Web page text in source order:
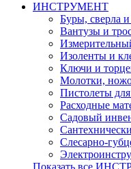
ИНСТРУМЕНТ
Буры, сверла
Вантузы и
Изоленты и
Ключи и
Молотки,
Пистолеты
Расходные
Садовый
Слесарно-
Показать все